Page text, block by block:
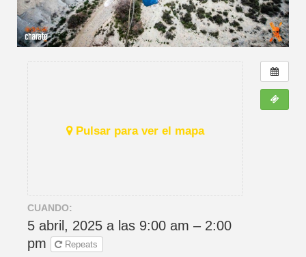
Pulsar para ver el mapa
CUANDO:
5 abril, 2025 a las 9:00 am – 2:00
pm
Repeats